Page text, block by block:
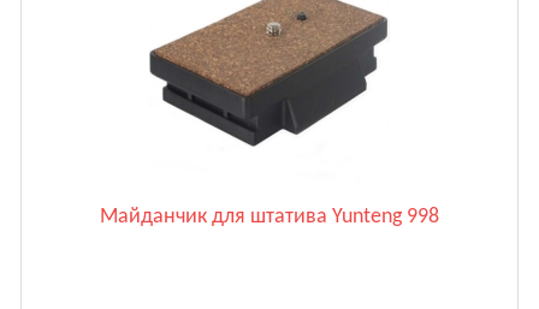
Майданчик для штатива Yunteng 998